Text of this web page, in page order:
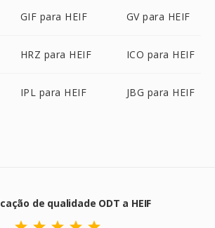
GIF para HEIF GV para HEIF
HRZ para HEIF ICO para HEIF
IPL para HEIF JBG para HEIF
de qualidade ODT a HEIF